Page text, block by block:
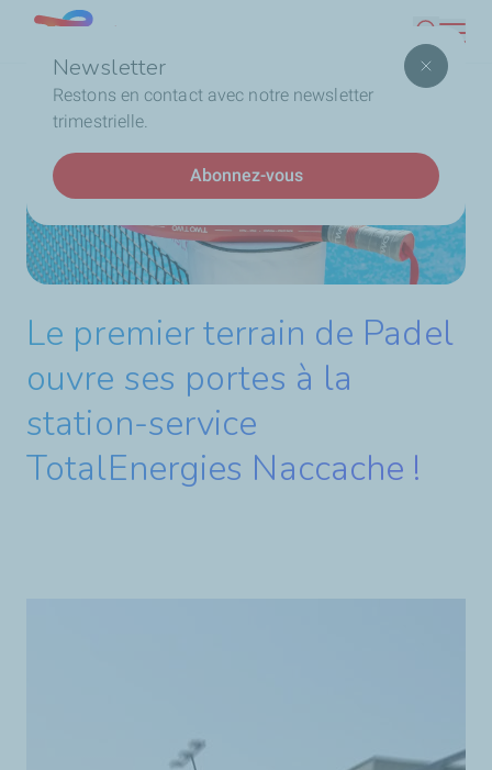
contenu
Newsletter
Restons en contact avec notre newsletter
trimestrielle.
Abonnez-vous
Lebanon
d'Ariane
Accueil Stations Service Nos services
Terrain de
Padel
Le premier terrain de Padel
ouvre ses portes à la
station-service
TotalEnergies Naccache !